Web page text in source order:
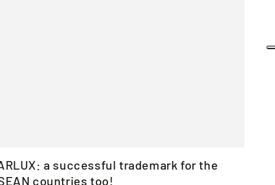
a successful trademark for the
countries too!